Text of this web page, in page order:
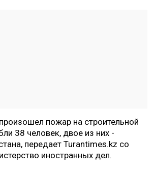
пожар на строительной
38 человек, двое из них -
передает Turantimes.kz со
иностранных дел.